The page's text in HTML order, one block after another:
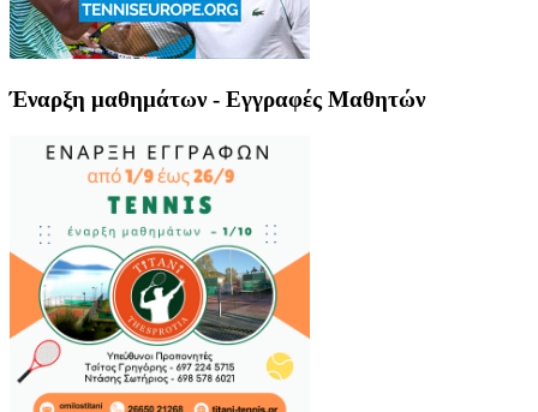
Έναρξη μαθημάτων - Εγγραφές Μαθητών